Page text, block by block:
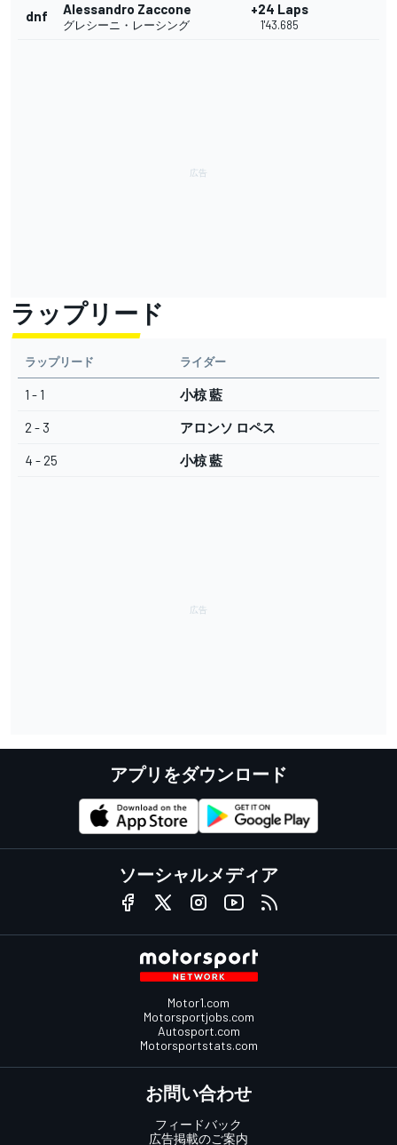
dnf Alessandro Zaccone
グレシーニ・レーシング
+24 Laps
1'43.685
ラップリード
ラップリード ライダー
1 - 1 小椋 藍
2 - 3 アロンソ ロペス
4 - 25 小椋 藍
アプリをダウンロード
ソーシャルメディア
Motor1.com
Motorsportjobs.com
Autosport.com
Motorsportstats.com
お問い合わせ
フィードバック
広告掲載のご案内